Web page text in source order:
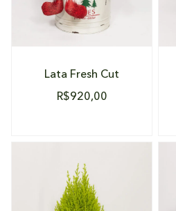
Lata Fresh Cut
R$920,00